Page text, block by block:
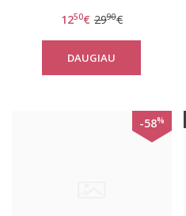
liemenėlė Wow Breeze
WHU
1250€ 2990€
DAUGIAU
-58%